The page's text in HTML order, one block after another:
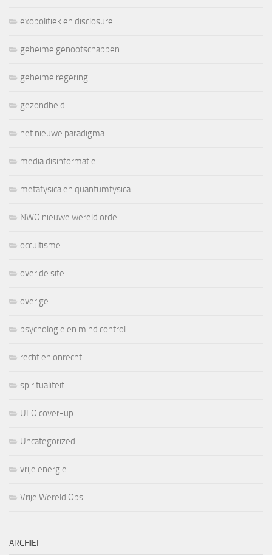
exopolitiek en disclosure
geheime genootschappen
geheime regering
gezondheid
het nieuwe paradigma
media disinformatie
metafysica en quantumfysica
NWO nieuwe wereld orde
occultisme
over de site
overige
psychologie en mind control
recht en onrecht
spiritualiteit
UFO cover-up
Uncategorized
vrije energie
Vrije Wereld Ops
ARCHIEF